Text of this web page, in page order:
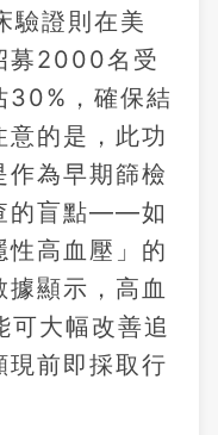
驗證則在美
募2000名受
30%，確保結
的是，此功
為早期篩檢
的盲點——如
性高血壓」的
顯示，高血
可大幅改善追
現前即採取行